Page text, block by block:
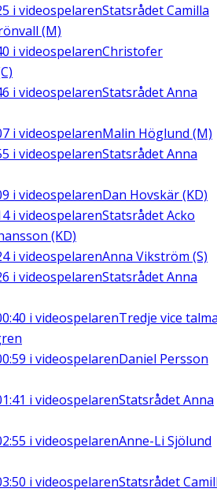
i videospelarenStatsrådet Camilla
(M)
i videospelarenChristofer
i videospelarenStatsrådet Anna
i videospelarenMalin Höglund (M)
i videospelarenStatsrådet Anna
i videospelarenDan Hovskär (KD)
i videospelarenStatsrådet Acko
(KD)
i videospelarenAnna Vikström (S)
i videospelarenStatsrådet Anna
i videospelarenTredje vice
i videospelarenDaniel Persson
i videospelarenStatsrådet Anna
i videospelarenAnne-Li Sjölund
i videospelarenStatsrådet